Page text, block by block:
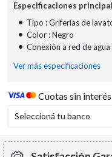
Especificaciones
• Tipo : Griferías de
• Color : Negro
• Conexión a red de agua
Ver más especificaciones
Cuotas sin interés
Seleccioná tu banco